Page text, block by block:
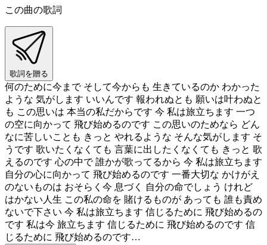
この曲の歌詞
歌詞を贈る
何のために今まで そして今からも 生きているのか わかった
ような 気がします いいんです 報われぬとも 願いは叶わぬと
も この思いは 本当の私だからです 今 私は旅立ちます 一つ
の空に向かって 飛び始めるのです この思いのためなら どん
なに苦しいことも きっと やれるような そんな気がします そ
うです 歌いたくなくても 言葉に出したくなくても きっと 歌
えるのです 心の中で 誰かが歌ってるから 今 私は旅立ちます
自分の心に向かって 飛び始めるのです 一番大切な かけがえ
のないものは おそらく今 息づく 自分の命でしょう けれど
はかない人生 この私の命を 賭けるものが あっても 誰も責め
ないで下さい 今 私は旅立ちます 信じるために 飛び始めるの
です 私は今 旅立ちます 信じるために 飛び始めるのです 信
じるために 飛び始めるのです…